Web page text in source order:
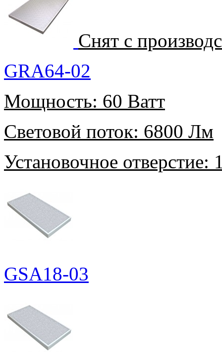
Снят с
GRA64-02
Мощность: 60 Ватт
Световой поток: 6800 Лм
Установочное отверстие:
GSA18-03